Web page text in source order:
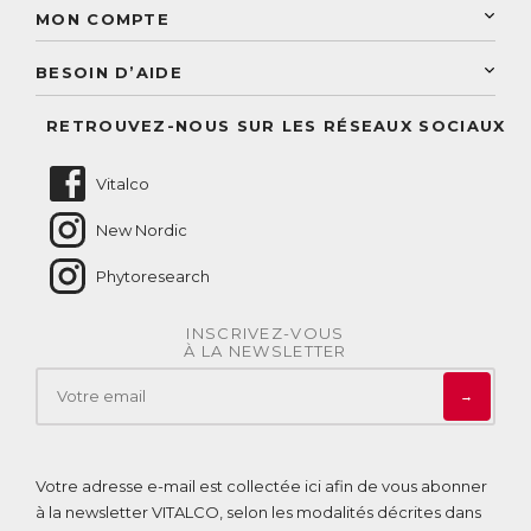
Paiement sécurisé
Conseils personnalisés
Conseil personnalisé
MON COMPTE
BESOIN D’AIDE
RETROUVEZ-NOUS SUR LES RÉSEAUX SOCIAUX
Vitalco
New Nordic
Phytoresearch
INSCRIVEZ-VOUS
À LA NEWSLETTER
→
Votre adresse e-mail est collectée ici afin de vous abonner
à la newsletter VITALCO, selon les modalités décrites dans